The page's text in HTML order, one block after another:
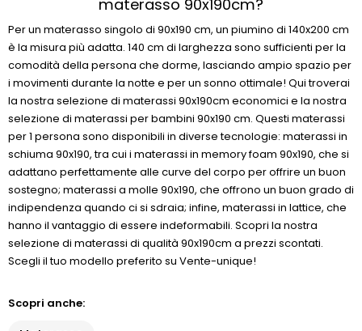
materasso 90x190cm?
Per un materasso singolo di 90x190 cm, un piumino di 140x200 cm
è la misura più adatta. 140 cm di larghezza sono sufficienti per la
comodità della persona che dorme, lasciando ampio spazio per
i movimenti durante la notte e per un sonno ottimale! Qui troverai
la nostra selezione di materassi 90x190cm economici e la nostra
selezione di materassi per bambini 90x190 cm. Questi materassi
per 1 persona sono disponibili in diverse tecnologie: materassi in
schiuma 90x190, tra cui i materassi in memory foam 90x190, che si
adattano perfettamente alle curve del corpo per offrire un buon
sostegno; materassi a molle 90x190, che offrono un buon grado di
indipendenza quando ci si sdraia; infine, materassi in lattice, che
hanno il vantaggio di essere indeformabili. Scopri la nostra
selezione di materassi di qualità 90x190cm a prezzi scontati.
Scegli il tuo modello preferito su Vente-unique!
Scopri anche: